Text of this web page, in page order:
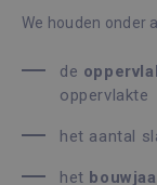
We houden onder
de
oppervlakte
het aantal
het